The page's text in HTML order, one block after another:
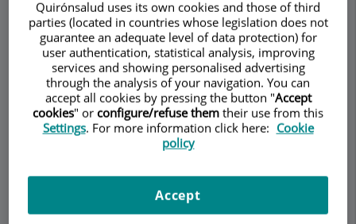
Descripción ServiciosContactoDatos de interés
Pedir cita
Soluciones Miopía
Quirónsalud uses its own cookies and those of third
parties (located in countries whose legislation does not
guarantee an adequate level of data protection) for
user authentication, statistical analysis, improving
services and showing personalised advertising
through the analysis of your navigation. You can
accept all cookies by pressing the button "Accept
cookies" or configure/refuse them their use from this
Settings. For more information click here: Cookie
policy
Accept